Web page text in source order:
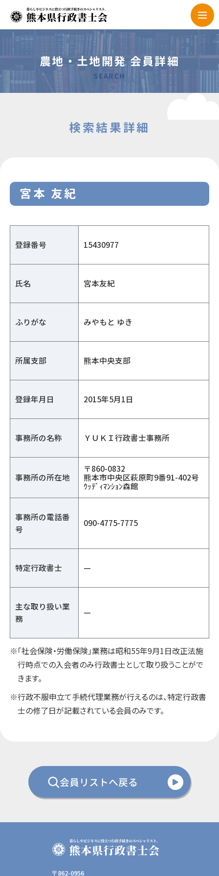
農地・土地開発 会員詳細
SEARCH
検索結果詳細
宮本 友紀
登録番号 15430977
氏名 宮本友紀
ふりがな みやもと ゆき
所属支部 熊本中央支部
登録年月日 2015年5月1日
事務所の名称 ＹＵＫＩ行政書士事務所
事務所の所在地
〒860-0832
熊本市中央区萩原町9番91-402号
ｳｯﾃﾞｨﾏﾝｼｮﾝ森館
事務所の電話番
号
090-4775-7775
特定行政書士 —
主な取り扱い業
務
—
※「社会保険・労働保険」業務は昭和55年9月1日改正法施
行時点での入会者のみ行政書士として取り扱うことがで
きます。
※行政不服申立て手続代理業務が行えるのは、特定行政書
士の修了日が記載されている会員のみです。
会員リストへ戻る
〒862-0956